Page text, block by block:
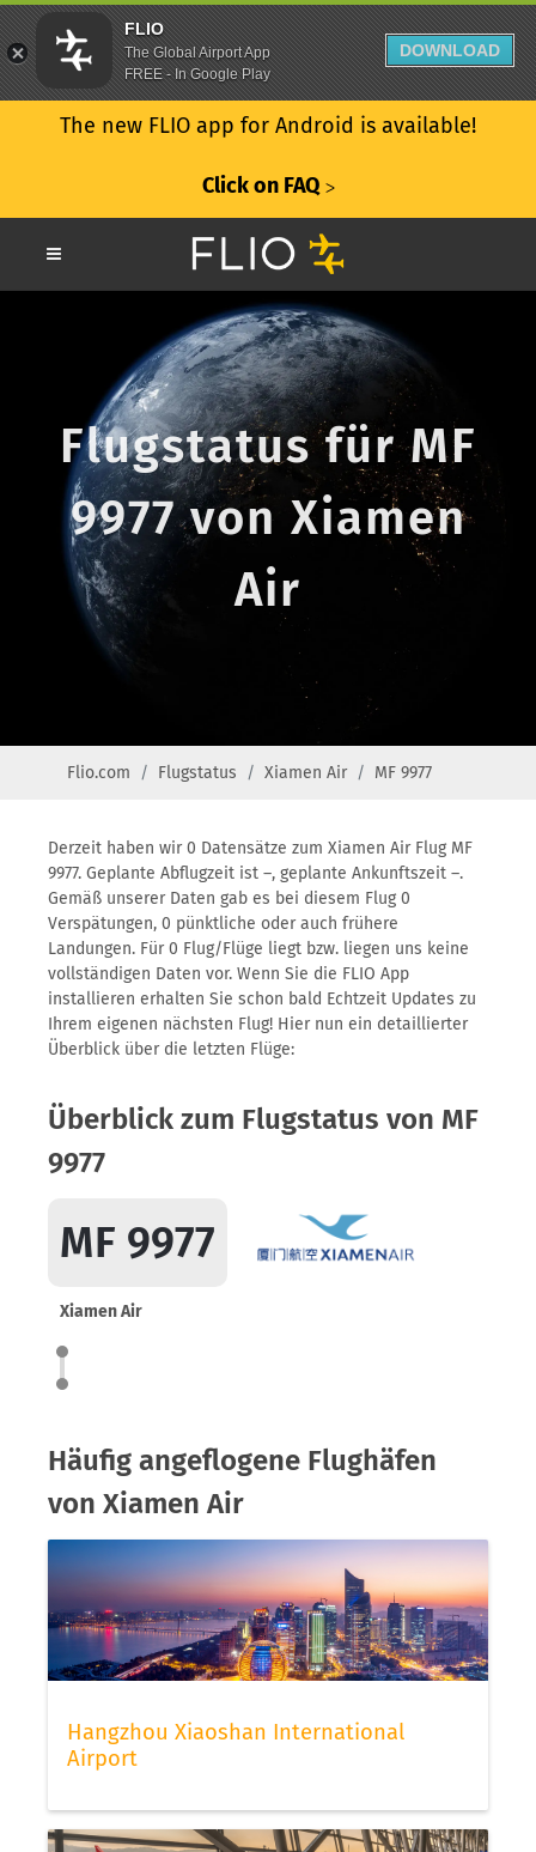
The new FLIO app for Android is available!
Click on FAQ ᐳ
Flugstatus für MF
9977 von Xiamen
Air
Flio.com Flugstatus Xiamen Air MF 9977
Derzeit haben wir 0 Datensätze zum Xiamen Air Flug MF
9977. Geplante Abflugzeit ist –, geplante Ankunftszeit –.
Gemäß unserer Daten gab es bei diesem Flug 0
Verspätungen, 0 pünktliche oder auch frühere
Landungen. Für 0 Flug/Flüge liegt bzw. liegen uns keine
vollständigen Daten vor. Wenn Sie die FLIO App
installieren erhalten Sie schon bald Echtzeit Updates zu
Ihrem eigenen nächsten Flug! Hier nun ein detaillierter
Überblick über die letzten Flüge:
Überblick zum Flugstatus von MF
9977
MF 9977
Xiamen Air
Häufig angeflogene Flughäfen
von Xiamen Air
Hangzhou Xiaoshan International
Airport
FLIO
The Global Airport App
FREE - In Google Play
DOWNLOAD